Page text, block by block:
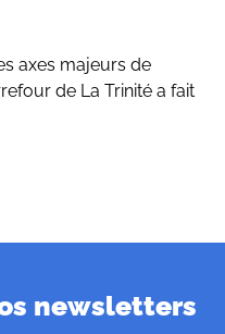
axes majeurs de
de La Trinité a fait
newsletters